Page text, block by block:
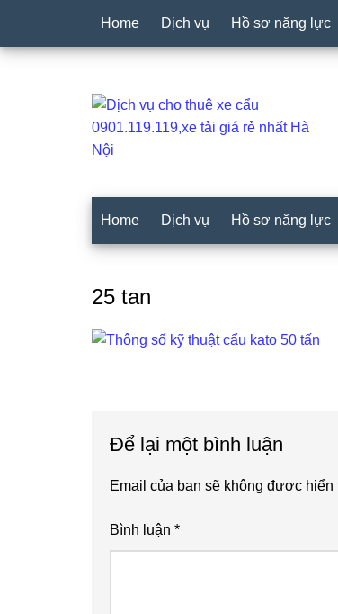
Home Dịch vụ Hồ sơ năng lực
Home Dịch vụ Hồ sơ năng lực
25 tan
Interactions
Để lại một bình luận
Email của bạn sẽ không được hiển
Bình luận *